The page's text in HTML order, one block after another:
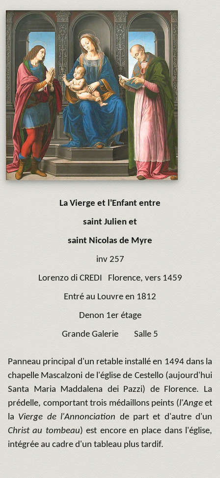
La Vierge et l'Enfant entre
saint Julien et
saint Nicolas de Myre
inv 257
Lorenzo di CREDI Florence, vers 1459
Entré au Louvre en 1812
Denon 1er étage
Grande Galerie Salle 5
Panneau principal d'un retable installé en 1494 dans la
chapelle Mascalzoni de l'église de Cestello (aujourd'hui
Santa Maria Maddalena dei Pazzi) de Florence. La
prédelle, comportant trois médaillons peints (l'Angeet
la Vierge de l'Annonciation de part et d'autre d'un
Christ au tombeau) est encore en place dans l'église,
intégrée au cadre d'un tableau plus tardif.